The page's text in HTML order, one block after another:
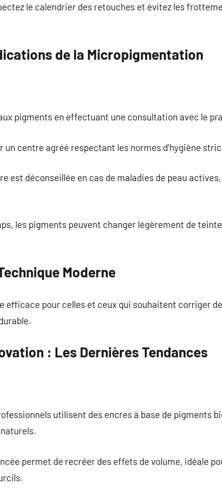
le calendrier des retouches et évitez les
de la Micropigmentation
pigments en effectuant une consultation avec le
centre agréé respectant les normes d’hygiène
déconseillée en cas de maladies de peau actives,
les pigments peuvent changer légèrement de
Moderne
efficace pour celles et ceux qui souhaitent corriger
: Les Dernières Tendances
utilisent des encres à base de pigments
permet de recréer des effets de volume, idéale